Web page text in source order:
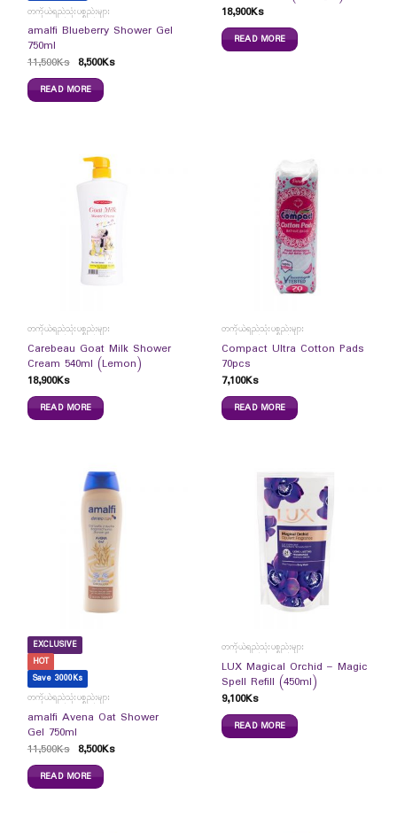
တကိုယ်ရည်သုံးပစ္စည်းများ
amalfi Blueberry Shower Gel
750ml
11,500Ks 8,500Ks
READ MORE
18,900Ks
READ MORE
တကိုယ်ရည်သုံးပစ္စည်းများ
Carebeau Goat Milk Shower
Cream 540ml (Lemon)
18,900Ks
READ MORE
တကိုယ်ရည်သုံးပစ္စည်းများ
Compact Ultra Cotton Pads
70pcs
7,100Ks
READ MORE
EXCLUSIVE
HOT
Save 3000Ks
တကိုယ်ရည်သုံးပစ္စည်းများ
amalfi Avena Oat Shower
Gel 750ml
11,500Ks 8,500Ks
READ MORE
တကိုယ်ရည်သုံးပစ္စည်းများ
LUX Magical Orchid – Magic
Spell Refill (450ml)
9,100Ks
READ MORE